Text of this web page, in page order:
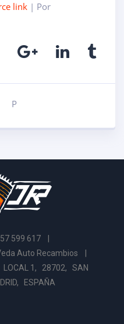
link | Por
P
599 617 |
Auto Recambios
LOCAL 1, 28702, SAN
ESPAÑA